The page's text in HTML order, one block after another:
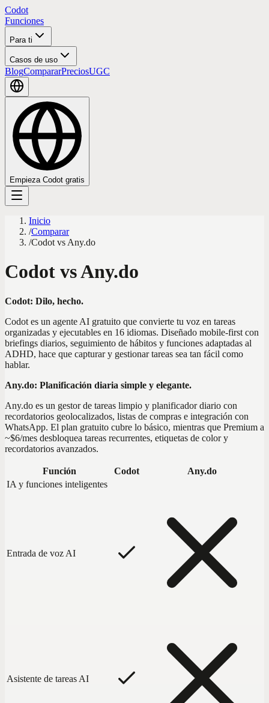
Codot
Funciones
Para ti
Casos de uso
BlogCompararPreciosUGC
Empieza Codot gratis
Inicio
/Comparar
/Codot vs Any.do
Codot vs Any.do
Codot: Dilo, hecho.
Codot es un agente AI gratuito que convierte tu voz en tareas
organizadas y ejecutables en 16 idiomas. Diseñado mobile-first con
briefings diarios, seguimiento de hábitos y funciones adaptadas al
ADHD, hace que capturar y gestionar tareas sea tan fácil como
hablar.
Any.do: Planificación diaria simple y elegante.
Any.do es un gestor de tareas limpio y planificador diario con
recordatorios geolocalizados, listas de compras e integración con
WhatsApp. El plan gratuito cubre lo básico, mientras que Premium a
~$6/mes desbloquea tareas recurrentes, etiquetas de color y
recordatorios avanzados.
Función Codot
Any.do
IA y funciones inteligentes
Entrada de voz AI
Asistente de tareas AI